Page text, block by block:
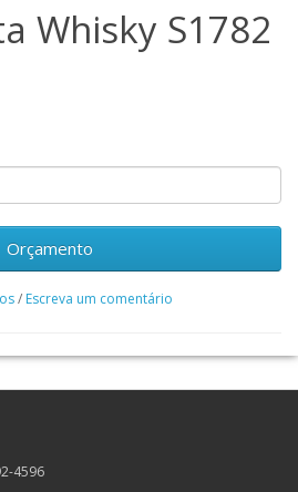
Whisky S1782
Orçamento
/ Escreva um comentário
4596